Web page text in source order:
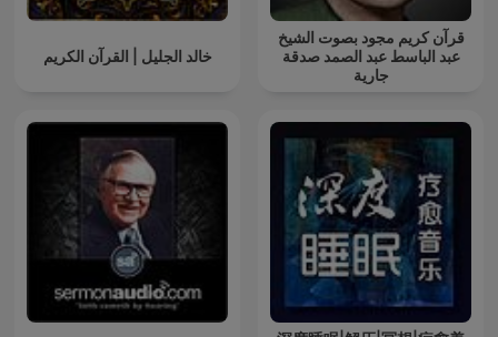
خالد الجليل | القرآن الكريم
قرآن كريم مجود بصوت الشيخ
عبد الباسط عبد الصمد صدقة
جارية